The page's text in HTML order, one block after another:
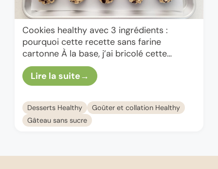
Cookies healthy avec 3 ingrédients :
pourquoi cette recette sans farine
cartonne À la base, j’ai bricolé cette
version un jour où il me manquait tout :
plus de beurre, …
Lire la suite
Desserts Healthy
Goûter et collation Healthy
Gâteau sans sucre